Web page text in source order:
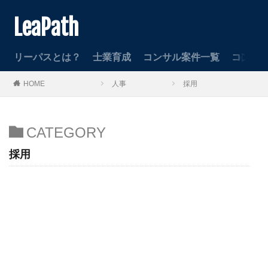
LeaPath
リーパスとは？ 士業育成 コンサル案件一覧 コンサ
HOME 人事 採用
CATEGORY
採用